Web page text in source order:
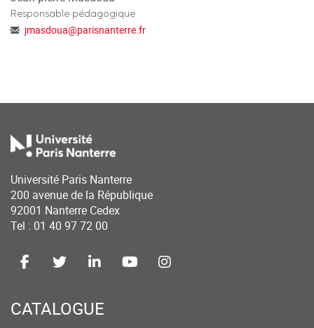
Responsable pédagogique
jmasdoua@parisnanterre.fr
Université Paris Nanterre
200 avenue de la République
92001 Nanterre Cedex
Tel : 01 40 97 72 00
CATALOGUE